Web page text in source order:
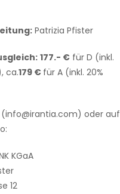
Patrizia Pfister
177.- € für D (inkl.
ca.179 € für A (inkl. 20%
(info@irantia.com) oder auf
KGaA
12